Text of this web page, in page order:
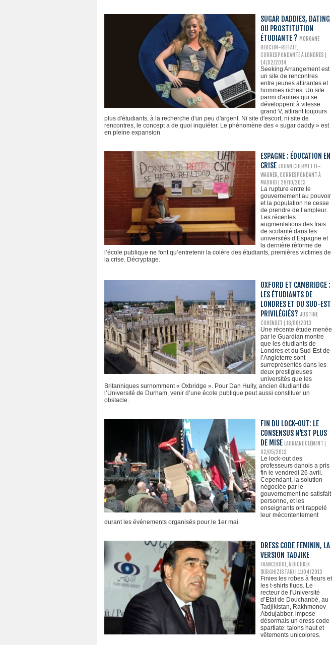
SUGAR DADDIES, DATING
OU PROSTITUTION
ÉTUDIANTE ? MORGANE
HEUCLIN-REFFAIT,
CORRESPONDANTE À LONDRES
14/02/2014
Seeking Arrangement est
un site de rencontres
entre jeunes attirantes et
hommes riches. Un site
parmi d'autres qui se
développent à vitesse
grand V, attirant toujours
plus d'étudiants, à la recherche d'un peu d'argent. Ni site d'escort, ni site de
rencontres, le concept a de quoi inquiéter. Le phénomène des « sugar daddy » est
en pleine expansion
ESPAGNE : ÉDUCATION EN
CRISE JOHAN CHERMETTE-
WAGNER, CORRESPONDANT À
MADRID | 29/10/2013
La rupture entre le
gouvernement au pouvoir
et la population ne cesse
de prendre de l’ampleur.
Les récentes
augmentations des frais
de scolarité dans les
universités d’Espagne et
la dernière réforme de
l’école publique ne font qu’entretenir la colère des étudiants, premières victimes de
la crise. Décryptage.
OXFORD ET CAMBRIDGE :
LES ÉTUDIANTS DE
LONDRES ET DU SUD-EST
PRIVILÉGIÉS? JUSTINE
COHENDET | 18/06/2013
Une récente étude menée
par le Guardian montre
que les étudiants de
Londres et du Sud-Est de
l’Angleterre sont
surreprésentés dans les
deux prestigieuses
universités que les
Britanniques surnomment « Oxbridge ». Pour Dan Hully, ancien étudiant de
l’Université de Durham, venir d’une école publique peut aussi constituer un
obstacle.
FIN DU LOCK-OUT: LE
CONSENSUS N'EST PLUS
DE MISE LAURIANE CLÉMENT
02/05/2013
Le lock-out des
professeurs danois a pris
fin le vendredi 26 avril.
Cependant, la solution
négociée par le
gouvernement ne satisfait
personne, et les
enseignants ont rappelé
leur mécontentement
durant les événements organisés pour le 1er mai.
DRESS CODE FEMININ, LA
VERSION TADJIKE
FRANCEKOUL, À BICHKEK
(KIRGHIZISTAN) | 11/04/2013
Finies les robes à fleurs et
les t-shirts fluos. Le
recteur de l'Université
d’Etat de Douchanbé, au
Tadjikistan, Rakhmonov
Abdujabbor, impose
désormais un dress code
spartiate: talons haut et
vêtements unicolores.